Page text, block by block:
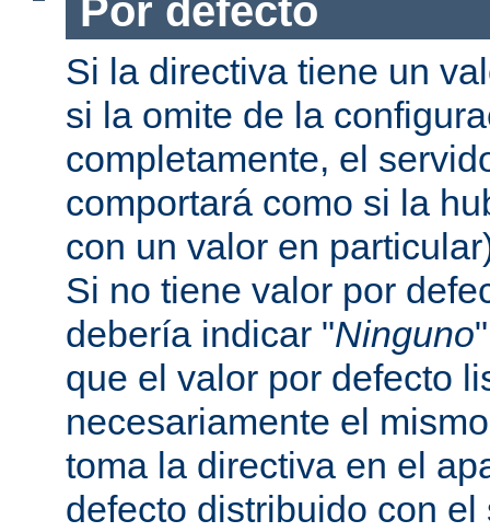
Por defecto
Si la directiva tiene un
si la omite de la
completamente, el
comportará como si la
con un valor en
Si no tiene valor por
debería indicar "Ninguno
que el valor por defecto
necesariamente el
toma la directiva en el
defecto distribuido con el